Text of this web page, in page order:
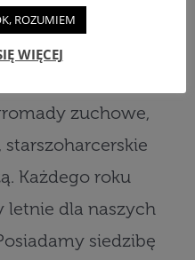
na terenie
ponad 300
zuchowe,
Każdego roku
letnie dla naszych
siedzibę
ROZUMIEM
WIĘCEJ